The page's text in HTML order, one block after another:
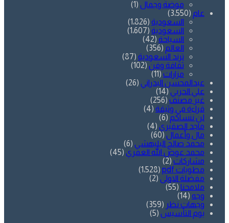
موضة وجمال (1)
عام (3٬550)
السعودية (1٬826)
السعودية (1٬607)
السياحة (42)
العالم (356)
ترند السعودية (87)
ثقافة وفن (102)
مزارات (11)
عبدالمحسن البدراني (26)
علي الحربي (14)
غير مصنف (256)
قراءة في وثيقة (4)
لن ننساكم (6)
ماجد الصقيري (4)
مال وأعمال (60)
محمد صالح البليهشي (6)
محمد عوض الله العمري (45)
مشاركات (2)
مطويات pdf
(1٬528)
مفضلة الاولى (2)
ملامحنا (55)
وجه (14)
وجهات نظر (359)
يوم التأسيس (5)